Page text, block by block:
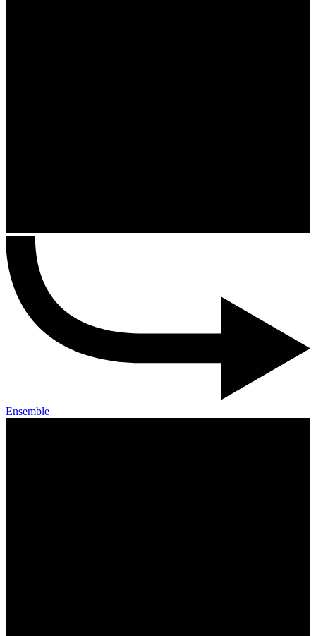
Ensemble